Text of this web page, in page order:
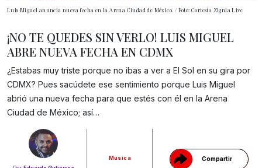
Luis Miguel anuncia nueva fecha en la Arena Ciudad de México. / Foto: Cortesía Zignia Live
Música Compartir
Gracias!
¡NO TE QUEDES SIN VERLO! LUIS MIGUEL
ABRE NUEVA FECHA EN CDMX
¿Estabas muy triste porque no ibas a ver a El Sol en su gira por
CDMX? Pues sacúdete ese sentimiento porque Luis Miguel
abrió una nueva fecha para que estés con él en la Arena
Ciudad de México; así…